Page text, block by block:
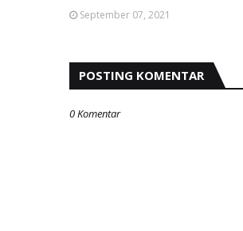
September 07, 2021
POSTING KOMENTAR
0 Komentar